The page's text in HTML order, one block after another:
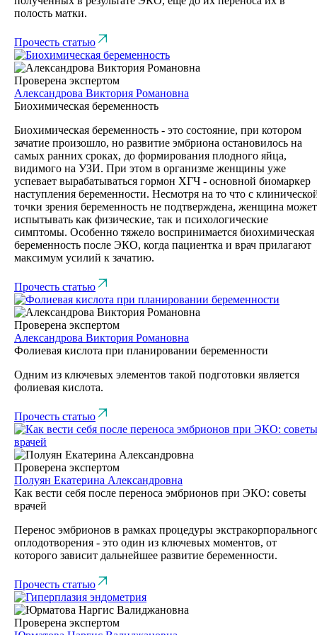
полость матки.
Прочесть статью
Проверена экспертом
Александрова Виктория Романовна
Биохимическая беременность
Биохимическая беременность - это состояние, при котором
зачатие произошло, но развитие эмбриона остановилось на
самых ранних сроках, до формирования плодного яйца,
видимого на УЗИ. При этом в организме женщины уже
успевает вырабатываться гормон ХГЧ - основной биомаркер
наступления беременности. Несмотря на то что с
точки зрения беременность не подтверждена, женщина может
испытывать как физические, так и психологические
симптомы. Особенно тяжело воспринимается биохимическая
беременность после ЭКО, когда пациентка и врач прилагают
максимум усилий к зачатию.
Прочесть статью
Проверена экспертом
Александрова Виктория Романовна
Фолиевая кислота при планировании беременности
Одним из ключевых элементов такой подготовки является
фолиевая кислота.
Прочесть статью
Проверена экспертом
Полуян Екатерина Александровна
Как вести себя после переноса эмбрионов при ЭКО: советы
врачей
Перенос эмбрионов в рамках процедуры
оплодотворения - это один из ключевых моментов, от
которого зависит дальнейшее развитие беременности.
Прочесть статью
Проверена экспертом